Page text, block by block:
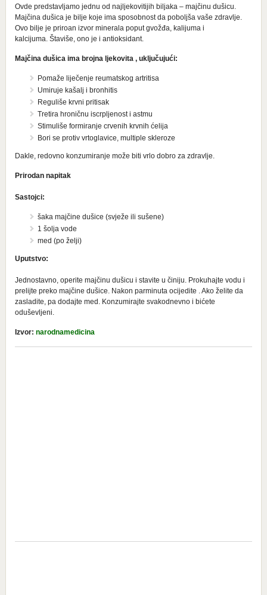
Ovde predstavljamo jednu od najljekovitijih biljaka – majčinu dušicu.
Majčina dušica je bilje koje ima sposobnost da poboljša vaše zdravlje.
Ovo bilje je priroan izvor minerala poput gvožđa, kalijuma i
kalcijuma. Štaviše, ono je i antioksidant.
Majčina dušica ima brojna ljekovita , uključujući:
Pomaže liječenje reumatskog artritisa
Umiruje kašalj i bronhitis
Reguliše krvni pritisak
Tretira hroničnu iscrpljenost i astmu
Stimuliše formiranje crvenih krvnih ćelija
Bori se protiv vrtoglavice, multiple skleroze
Dakle, redovno konzumiranje može biti vrlo dobro za zdravlje.
Prirodan napitak
Sastojci:
šaka majčine dušice (svježe ili sušene)
1 šolja vode
med (po želji)
Uputstvo:
Jednostavno, operite majčinu dušicu i stavite u činiju. Prokuhajte vodu i
prelijte preko majčine dušice. Nakon parminuta ocijedite . Ako želite da
zasladite, pa dodajte med. Konzumirajte svakodnevno i bićete
oduševljeni.
Izvor: narodnamedicina